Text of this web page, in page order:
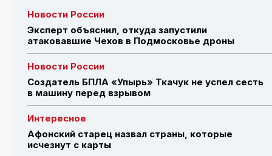
Новости России
Эксперт объяснил, откуда запустили
атаковавшие Чехов в Подмосковье дроны
Новости России
Создатель БПЛА «Упырь» Ткачук не успел сесть
в машину перед взрывом
Интересное
Афонский старец назвал страны, которые
исчезнут с карты